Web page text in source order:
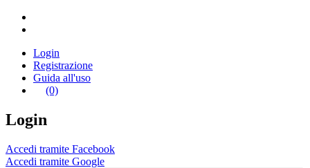
Login
Registrazione
Guida all'uso
(0)
Login
Accedi tramite Facebook
Accedi tramite Google